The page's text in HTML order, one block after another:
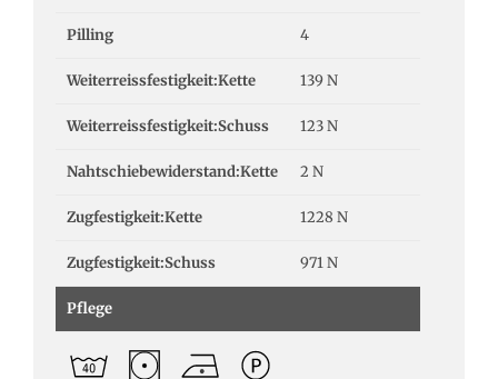
Pilling 4
Weiterreissfestigkeit:Kette 139 N
Weiterreissfestigkeit:Schuss 123 N
Nahtschiebewiderstand:Kette 2 N
Zugfestigkeit:Kette 1228 N
Zugfestigkeit:Schuss 971 N
Pflege